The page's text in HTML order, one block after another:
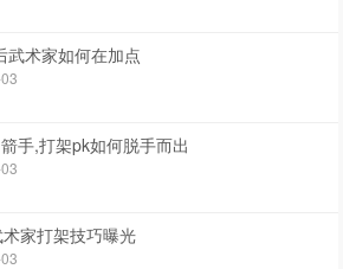
武术家如何在加点
手,打架pk如何脱手而出
家打架技巧曝光